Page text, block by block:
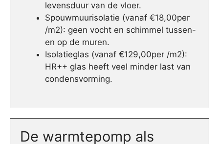
levensduur van de vloer.
Spouwmuurisolatie (vanaf €18,00per
/m2): geen vocht en schimmel tussen-
en op de muren.
Isolatieglas (vanaf €129,00per /m2):
HR++ glas heeft veel minder last van
condensvorming.
De warmtepomp als